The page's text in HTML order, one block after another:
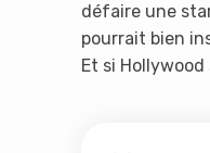
défaire une
pourrait bien
Et si Hollywood